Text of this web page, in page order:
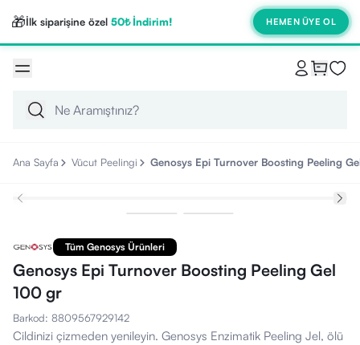
🎁İlk siparişine özel 50₺ İndirim! HEMEN ÜYE OL
Ana Sayfa Vücut Peelingi Genosys Epi Turnover Boosting Peeling
Tüm Genosys Ürünleri
Genosys Epi Turnover Boosting Peeling Gel
100 gr
Barkod: 8809567929142
Cildinizi çizmeden yenileyin. Genosys Enzimatik Peeling Jel, ölü